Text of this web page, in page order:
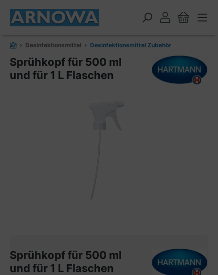
springen
Desinfektionsmittel Desinfektionsmittel Zubehör
Sprühkopf für 500 ml
und für 1 L Flaschen
Sprühkopf für 500 ml
und für 1 L Flaschen